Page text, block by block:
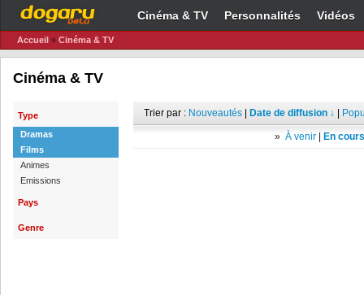
Cinéma & TV Personnalités Vidéos
Accueil » Cinéma & TV
Cinéma & TV
Type
Dramas
Films
Animes
Emissions
Pays
Genre
Trier par : Nouveautés Date de diffusion ↓
» À venir En